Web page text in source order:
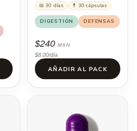
📅 30 días 💊 30 cápsulas
DIGESTIÓN DEFENSAS
$240 MXN
$8.00/día
AÑADIR AL PACK